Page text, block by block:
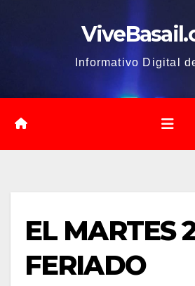
Informativo Digital
EL MARTES
FERIADO